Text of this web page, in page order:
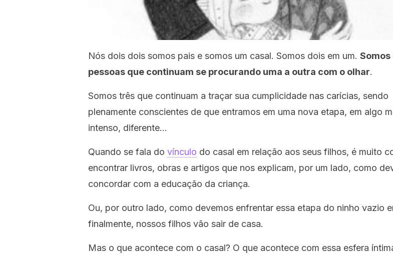
Nós dois dois somos pais e somos um casal. Somos dois em um. Somos
pessoas que continuam se procurando uma a outra com o olhar.
Somos três que continuam a traçar sua cumplicidade nas carícias, sendo
plenamente conscientes de que entramos em uma nova etapa, em algo
intenso, diferente…
Quando se fala do vínculo do casal em relação aos seus filhos, é muito
encontrar livros, obras e artigos que nos explicam, por um lado, como
concordar com a educação da criança.
Ou, por outro lado, como devemos enfrentar essa etapa do ninho vazio
finalmente, nossos filhos vão sair de casa.
Mas o que acontece com o casal? O que acontece com essa esfera